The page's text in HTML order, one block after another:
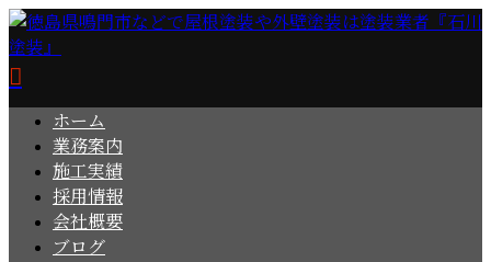
ホーム
業務案内
施工実績
採用情報
会社概要
ブログ